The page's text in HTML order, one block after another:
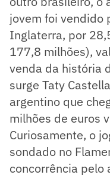
jovem foi vendido
Inglaterra, por
177,8 milhões),
venda da história
surge Taty
argentino que
milhões de euros
Curiosamente, o
sondado no
concorrência pelo